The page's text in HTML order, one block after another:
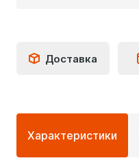
Доставка
информация
Характеристики